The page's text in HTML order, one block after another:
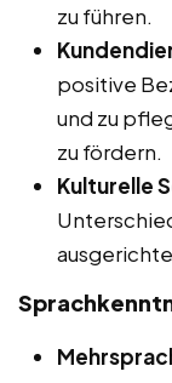
zu führen.
positive
und zu
zu fördern.
Kulturelle